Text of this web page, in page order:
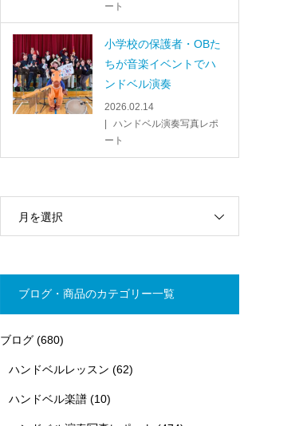
ート
小学校の保護者・OBた
ちが音楽イベントでハ
ンドベル演奏
2026.02.14
ハンドベル演奏写真レポ
ート
月を選択
ブログ・商品のカテゴリー一覧
ブログ (680)
ハンドベルレッスン (62)
ハンドベル楽譜(10)